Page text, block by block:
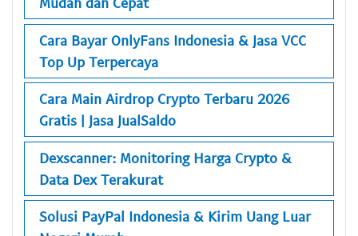
Cara Bayar OnlyFans Indonesia & Jasa VCC
Top Up Terpercaya
Cara Main Airdrop Crypto Terbaru 2026
Gratis | Jasa JualSaldo
Dexscanner: Monitoring Harga Crypto &
Data Dex Terakurat
Solusi PayPal Indonesia & Kirim Uang Luar